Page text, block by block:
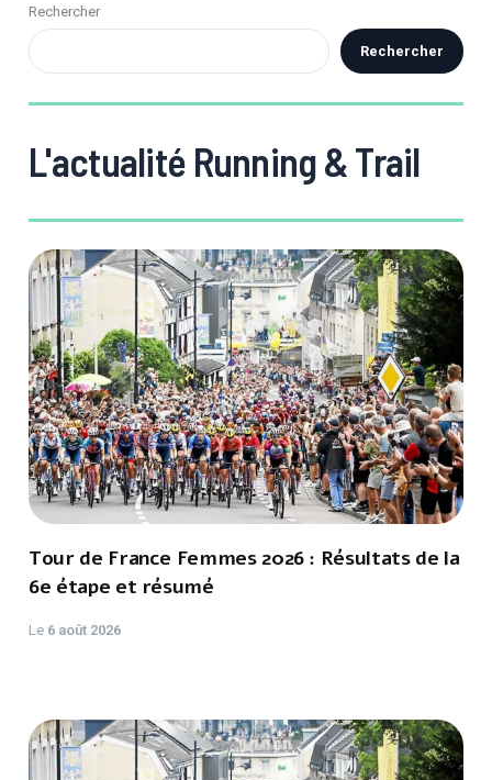
Rechercher
Rechercher
L'actualité Running & Trail
Tour de France Femmes 2026 : Résultats de la
6e étape et résumé
Le 6 août 2026